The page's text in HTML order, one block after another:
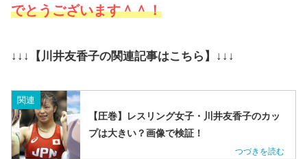
でとうございます＾＾！
↓↓↓【川井友香子の関連記事はこちら】↓↓↓
関連
【圧巻】レスリング女子・川井友香子のカッ
プは大きい？画像で検証！